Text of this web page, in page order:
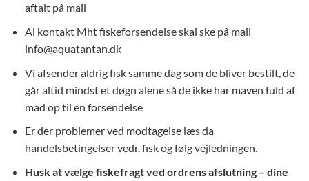
aftalt på mail
Al kontakt Mht fiskeforsendelse skal ske på mail
info@aquatantan.dk
Vi afsender aldrig fisk samme dag som de bliver bestilt, de
går altid mindst et døgn alene så de ikke har maven fuld af
mad op til en forsendelse
Er der problemer ved modtagelse læs da
handelsbetingelser vedr. fisk og følg vejledningen.
Husk at vælge fiskefragt ved ordrens afslutning – dine